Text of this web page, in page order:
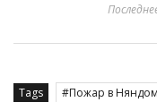
Tags Пожар в